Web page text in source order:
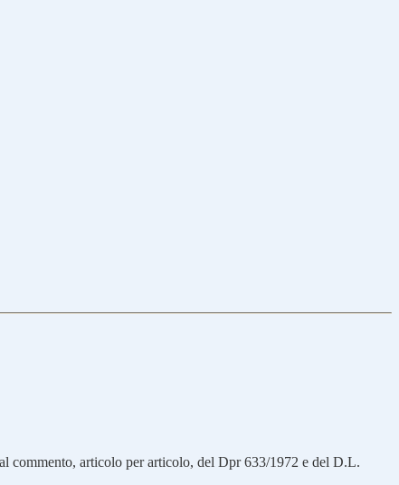
commento, articolo per articolo, del Dpr 633/1972 e del D.L.